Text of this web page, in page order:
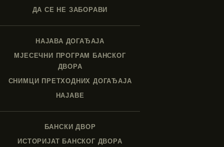
ДА СЕ НЕ ЗАБОРАВИ
НАЈАВА ДОГАЂАЈА
МЈЕСЕЧНИ ПРОГРАМ БАНСКОГ
ДВОРА
СНИМЦИ ПРЕТХОДНИХ ДОГАЂАЈА
НАЈАВЕ
БАНСКИ ДВОР
ИСТОРИЈАТ БАНСКОГ ДВОРА